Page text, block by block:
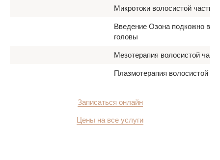
Микротоки волосистой части
Введение Озона подкожно
головы
Мезотерапия волосистой
Плазмотерапия волосистой
Записаться онлайн
Цены на все услуги